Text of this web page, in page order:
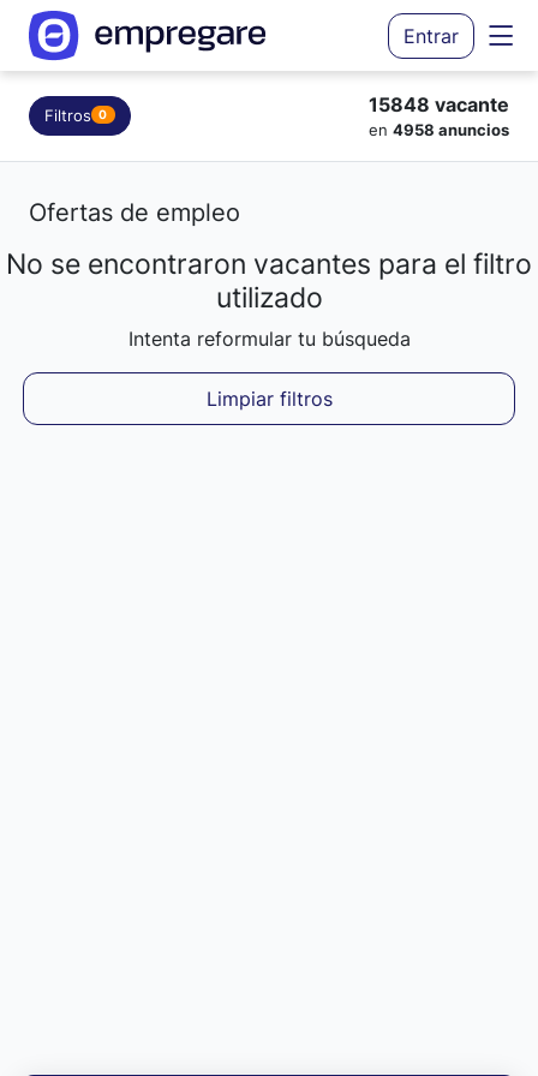
Entrar
Filtros 0 15848 vacante
en 4958 anuncios
Ofertas de empleo
Cargando resultados...
No se encontraron vacantes para el filtro
utilizado
Intenta reformular tu búsqueda
Limpiar filtros